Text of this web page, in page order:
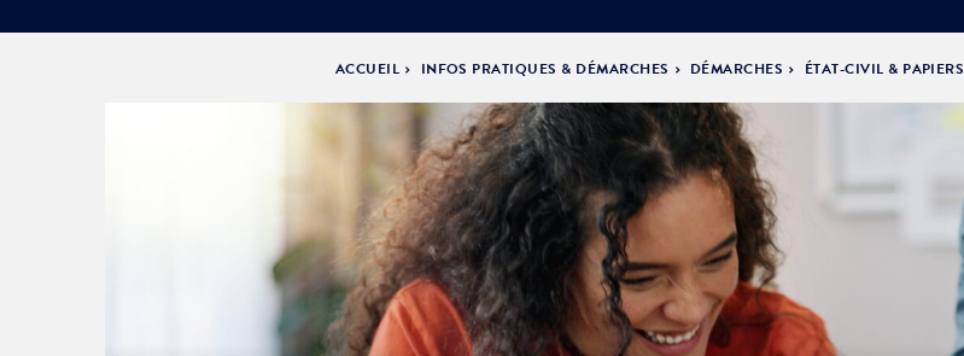
INFOS
PRATIQUES &
DÉMARCHES
ACTUALITÉS &
ÉVÈNEMENTS
ACCUEIL INFOS PRATIQUES & DÉMARCHES DÉMARCHES ÉTAT-CIVIL & PAPIERS